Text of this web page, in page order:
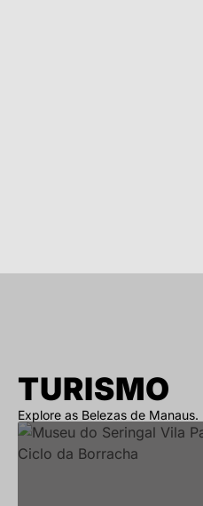
TURISMO
Explore as Belezas de Manaus.